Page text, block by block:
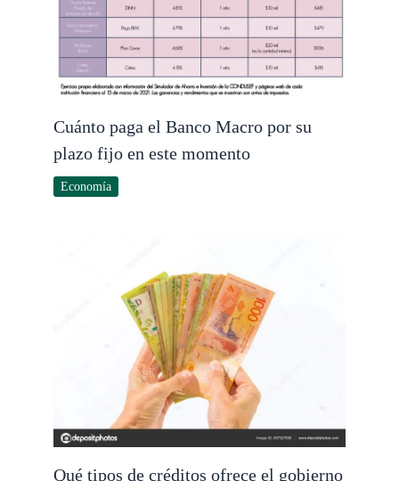
Cuánto paga el Banco Macro por su
plazo fijo en este momento
Economía
Qué tipos de créditos ofrece el gobierno